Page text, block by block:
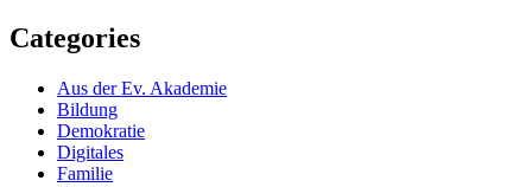
Categories
Aus der Ev. Akademie
Bildung
Demokratie
Digitales
Familie